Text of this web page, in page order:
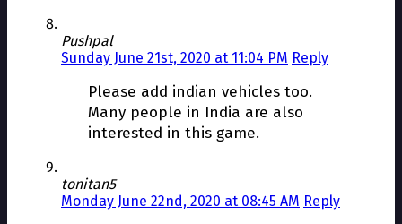
Pushpal
Sunday June 21st, 2020 at 11:04 PM Reply
Please add indian vehicles too.
Many people in India are also
interested in this game.
tonitan5
Monday June 22nd, 2020 at 08:45 AM Reply